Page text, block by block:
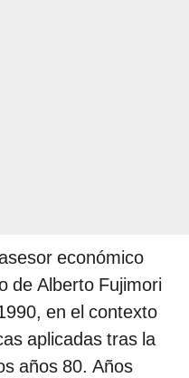
económico
de Alberto Fujimori
en el contexto
aplicadas tras la
años 80. Años